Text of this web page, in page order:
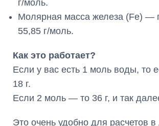
г/моль.
Молярная масса железа (Fe) —
55,85 г/моль.
Как это работает?
Если у вас есть 1 моль воды, то
18 г.
Если 2 моль — то 36 г, и так
Это очень удобно для расчетов